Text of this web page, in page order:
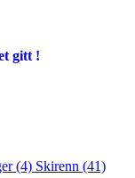
gitt !
(4) Skirenn (41)